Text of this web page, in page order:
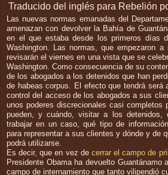
Traducido del inglés para Rebelión
Las nuevas normas emanadas del
amenazan con devolver la Bahía de
en el que estaba desde los primeros días
Washington. Las normas, que empezaron
revisarán el viernes en una vista que se
Washington. Como consecuencia de su
de los abogados a los detenidos que han
de habeas corpus. El efecto que tendrá será
control del acceso de los abogados a sus
unos poderes discrecionales casi completos
pueden, y cuándo, visitar a los detenidos,
trabajar en un caso, qué tipo de
para representar a sus clientes y dónde y de
podrá utilizarse.
Es decir, que en vez de cerrar el campo de
Presidente Obama ha devuelto Guantánamo
campo de internamiento que tanto vilipendió